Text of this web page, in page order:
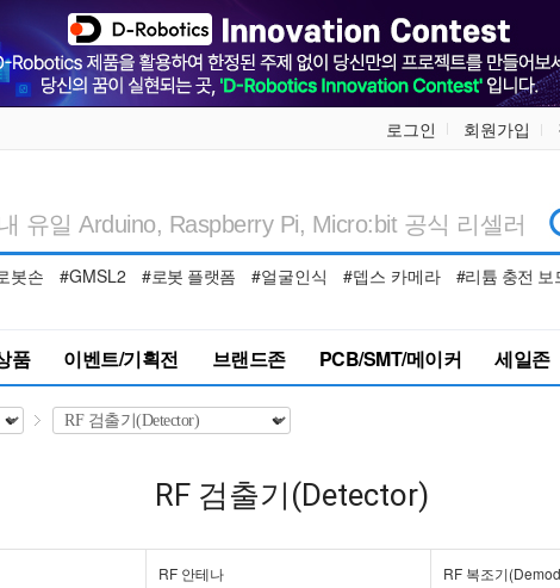
로그인 회원가입
봇손 #GMSL2 #로봇 플랫폼 #얼굴인식 #뎁스 카메라 #리튬 충전 보
품 이벤트/기획전 브랜드존 PCB/SMT/메이커 세일존
RF 검출기(Detector)
RF 안테나 RF 복조기